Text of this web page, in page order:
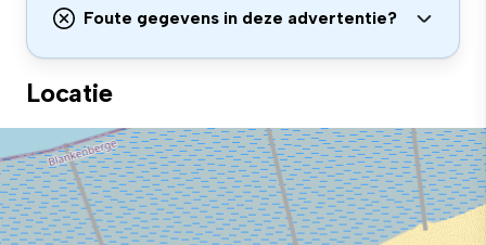
Foute gegevens in deze advertentie?
Locatie